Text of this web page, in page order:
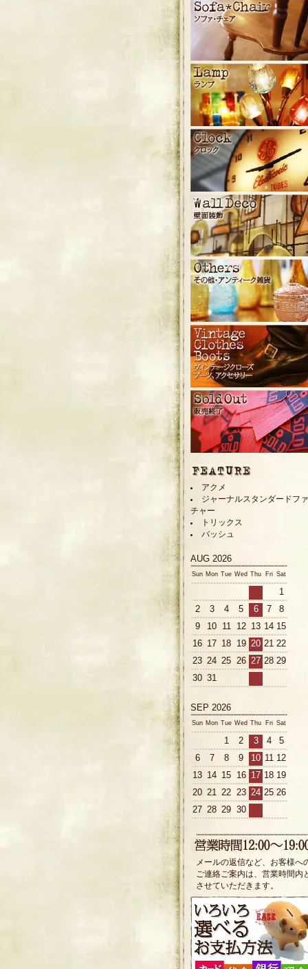
アクメ
ジャーナルスタンダードフ
チャー
トリックス
バッシュ
AUG 2026
Sun Mon Tue Wed Thu Fri Sat
1
2
3 4 5 6 7
8
9
10 11 12 13 14 15
16 17 18 19 20 21 22
23 24 25 26 27 28 29
30 31
SEP 2026
Sun Mon Tue Wed Thu Fri Sat
1 2 3 4
5
6
7 8 9 10 11 12
13 14 15 16 17 18 19
20 21 22 23 24 25 26
27 28 29 30
メールの返信など、お客様へ
ご連絡ご案内は、営業時間内
させていただきます。